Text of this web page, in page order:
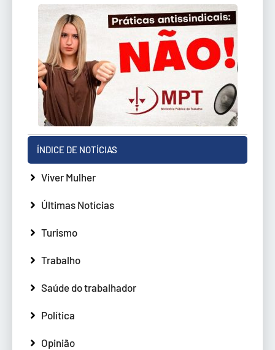
ÍNDICE DE NOTÍCIAS
Viver Mulher
Últimas Notícias
Turismo
Trabalho
Saúde do trabalhador
Política
Opinião